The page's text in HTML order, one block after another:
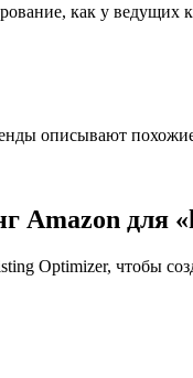
как у ведущих
описывают
Amazon для
Optimizer, чтобы